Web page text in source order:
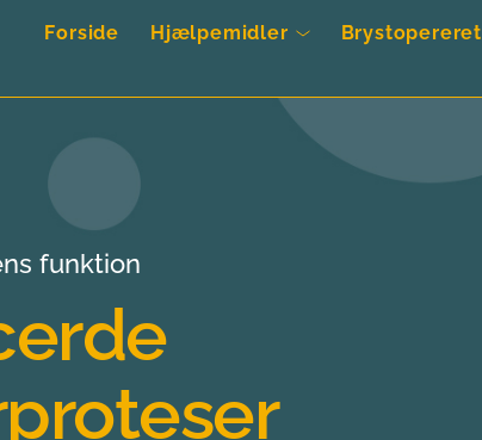
Forside Hjælpemidler Brystopereret
funktion